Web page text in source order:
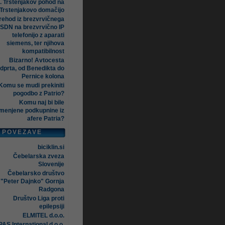
Trstenjakov pohod na
Trstenjakovo domačijo
iz brezvrvičnega
ISDN na brezvrvično IP
telefonijo z aparati
siemens, ter njihova
kompatibilnost
Bizarno! Avtocesta
od Benedikta do
Pernice kolona
Komu se mudi prekiniti
pogodbo z Patrio?
Komu naj bi bile
podkupnine iz
afere Patria?
POVEZAVE
biciklin.si
Čebelarska zveza
Slovenije
Čebelarsko društvo
"Peter Dajnko" Gornja
Radgona
Društvo Liga proti
epilepsiji
ELMITEL d.o.o.